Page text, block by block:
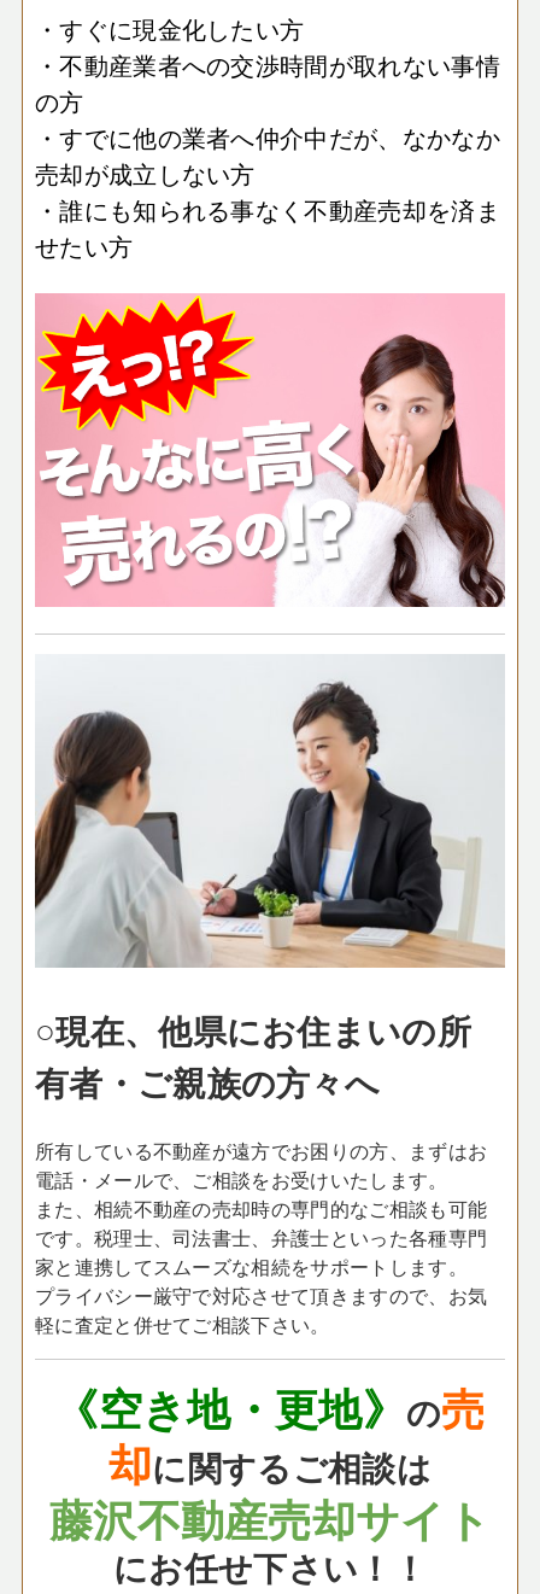
・すぐに現金化したい方
・不動産業者への交渉時間が取れない事情
の方
・すでに他の業者へ仲介中だが、なかなか
売却が成立しない方
・誰にも知られる事なく不動産売却を済ま
せたい方
○現在、他県にお住まいの所
有者・ご親族の方々へ
所有している不動産が遠方でお困りの方、まずはお
電話・メールで、ご相談をお受けいたします。
また、相続不動産の売却時の専門的なご相談も可能
です。税理士、司法書士、弁護士といった各種専門
家と連携してスムーズな相続をサポートします。
プライバシー厳守で対応させて頂きますので、お気
軽に査定と併せてご相談下さい。
《空き地・更地》 の売
却に関するご相談は
藤沢不動産売却サイト
にお任せ下さい！！